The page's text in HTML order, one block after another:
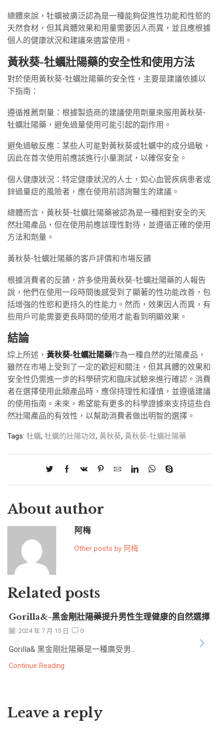
總體來說，牡蠣被廣泛認為是一種能夠促進性功能和性慾的
天然食材，但其具體效果和用量需要因人而異，並且應根據
個人的健康狀況和建議來適當使用。
黃秋葵-牡蠣壯陽藥的安全性和使用方法
對於使用黃秋葵-牡蠣壯陽藥的安全性，主要是建議依據以
下指南：
遵循推薦劑量：根據製造商的建議使用劑量來服用黃秋葵-
牡蠣壯陽藥，避免過量使用可能引起的副作用。
避免過敏反應：某些人可能對黃秋葵或牡蠣中的成分過敏，
因此在首次使用前應該進行小量測試，以確保安全。
個人健康狀況：特定健康狀況的人士，如心血管疾病患者或
鋅過量症的風險者，應在使用前諮詢醫生的建議。
總體而言，黃秋葵-牡蠣壯陽藥被認為是一種相對安全的天
然壯陽產品，但在使用前應該理性對待，並遵循正確的使用
方法和劑量。
黃秋葵-牡蠣壯陽藥的客戶評價和市場反饋
根據消費者的反饋，許多使用黃秋葵-牡蠣壯陽藥的人報告
說，他們在使用一段時間後感受到了顯著的性功能改善，包
括增強的性慾和更持久的性能力。然而，效果因人而異，有
些用戶可能需要更長時間的使用才能看到明顯效果。
結論
綜上所述， 黃秋葵-牡蠣壯陽藥作為一種自然的壯陽產品，
雖然在市場上受到了一定的歡迎和關注，但其具體的效果和
安全性仍需進一步的科學研究和臨床試驗來進行確認。消費
者在選擇使用此類產品時，應保持理性和謹慎，並遵循建議
的使用指南。未來，希望能有更多的科學證據來支持這些自
然壯陽產品的有效性，以幫助消費者做出明智的選擇。
Tags: 牡蠣, 牡蠣的壯陽功效, 黃秋葵, 黃秋葵-牡蠣壯陽藥
About author
阿梅
Other posts by 阿梅
Related posts
Gorilla&-黑金剛壯陽藥提升男性生理健康的自然選擇
2024 年 7 月 15 日 0
Gorilla& 黑金剛壯陽藥是一種廣受男...
Continue Reading
Leave a reply